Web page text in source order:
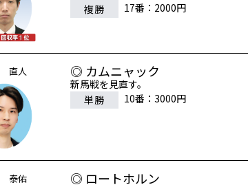
複勝
17番：2000円
直人 ◎ カムニャック
新馬戦を見直す。
単勝
10番：3000円
泰佑 ◎ ロートホルン